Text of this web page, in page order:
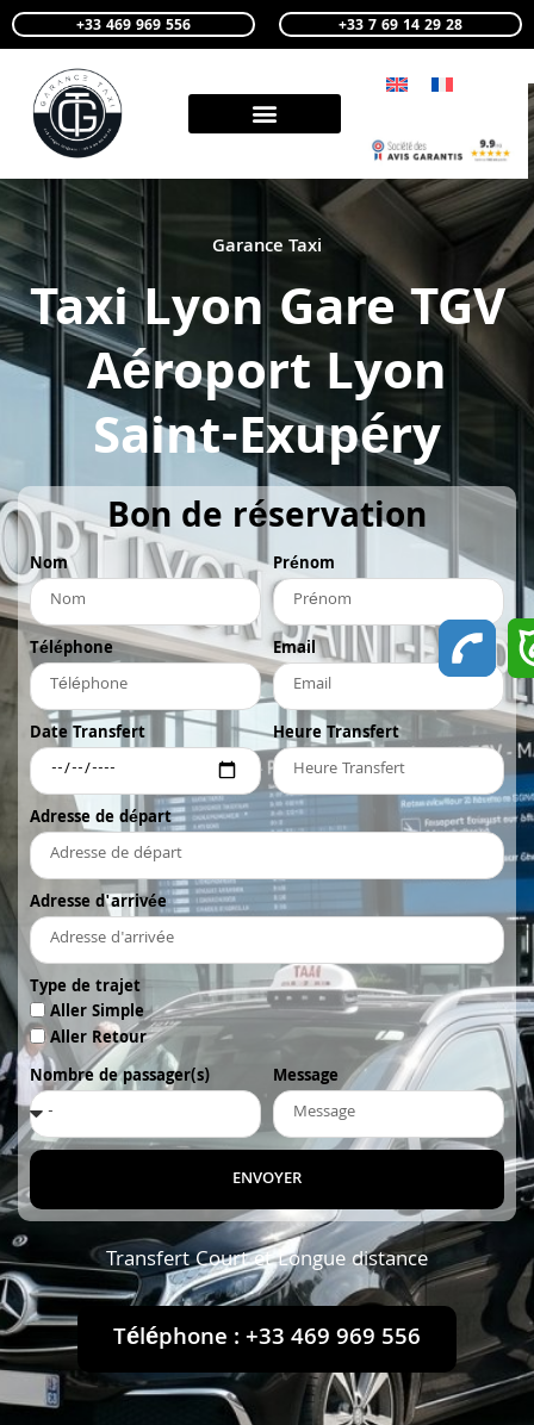
+33 469 969 556 +33 7 69 14 29 28
Garance Taxi
Taxi Lyon Gare TGV
Aéroport Lyon
Saint-Exupéry
Bon de réservation
Nom Prénom
Téléphone Email
Date Transfert Heure Transfert
Adresse de départ
Adresse d'arrivée
Type de trajet
Aller Simple
Aller Retour
Nombre de passager(s)
Message
ENVOYER
Transfert Court et Longue distance
Téléphone : +33 469 969 556